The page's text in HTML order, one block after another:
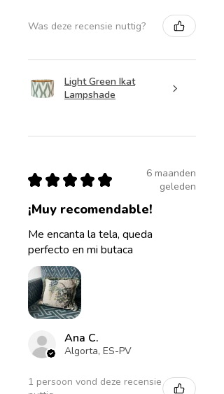
Was deze recensie nuttig?
Light Green Ikat
Lampshade
★ ★ ★ ★ ★
6 maanden
geleden
¡Muy recomendable!
Me encanta la tela, queda
perfecto en mi butaca
Ana C.
Algorta, ES-PV
1 persoon vond deze recensie